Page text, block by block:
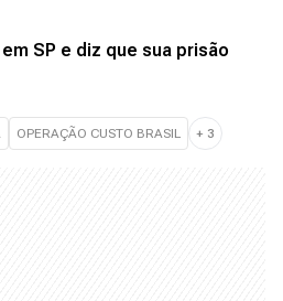
SP e diz que sua prisão
OPERAÇÃO CUSTO BRASIL + 3